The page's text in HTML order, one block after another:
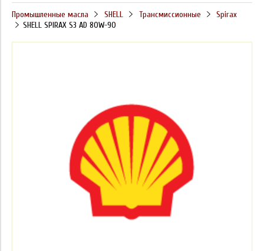
Промышленные масла SHELL Трансмиссионные
Spirax
SHELL SPIRAX S3 AD 80W-90